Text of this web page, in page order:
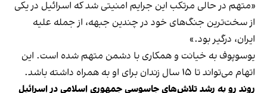
«متهم در حالی مرتکب این جرایم امنیتی شد که اسرائیل در یکی
از سخت‌ترین جنگ‌های خود در چندین جبهه، از جمله علیه
ایران، درگیر بود.»
یوسوپوف به خیانت و همکاری با دشمن متهم شده است. این
اتهام می‌تواند تا ۱۵ سال زندان برای او به همراه داشته باشد.
روند رو به رشد تلاش‌های جاسوسی جمهوری اسلامی در اسرائیل